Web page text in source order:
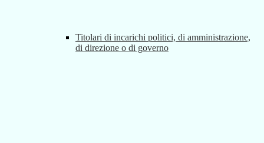
Titolari di incarichi politici, di amministrazione,
di direzione o di governo